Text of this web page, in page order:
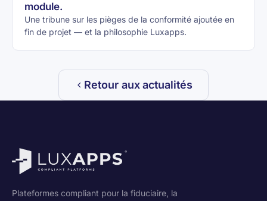
module.
Une tribune sur les pièges de la conformité ajoutée en
fin de projet — et la philosophie Luxapps.
Retour aux actualités
Plateformes compliant pour la fiduciaire, la